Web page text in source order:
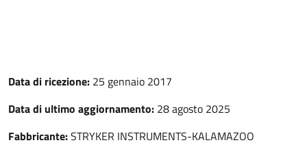
Data di ricezione: 25 gennaio 2017
Data di ultimo aggiornamento: 28 agosto 2025
Fabbricante:STRYKER INSTRUMENTS-KALAMAZOO